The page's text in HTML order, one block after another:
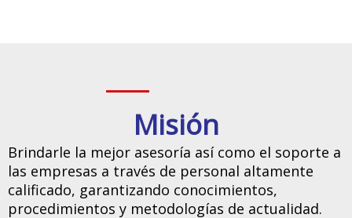
Misión
Brindarle la mejor asesoría así como el soporte a
las empresas a través de personal altamente
calificado, garantizando conocimientos,
procedimientos y metodologías de actualidad.